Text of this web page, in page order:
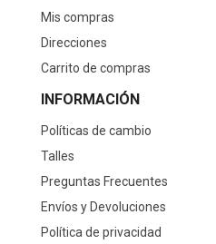
Mis compras
Direcciones
Carrito de compras
INFORMACIÓN
Políticas de cambio
Talles
Preguntas Frecuentes
Envíos y Devoluciones
Política de privacidad